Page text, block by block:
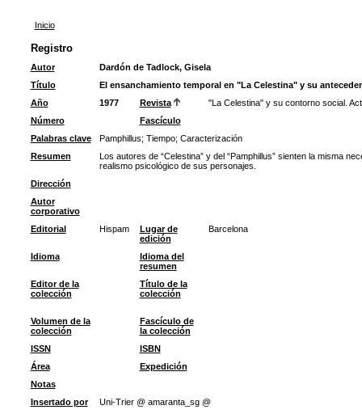
Inicio
Registro
Autor
Dardón de Tadlock, Gisela
Título
El ensanchamiento temporal en "La Celestina" y su
Año
1977 Revista
"La Celestina" y su contorno social.
Número
Fascículo
Palabras clave
Pamphillus; Tiempo; Caracterización
Resumen
Los autores de “Celestina” y del “Pamphillus” sienten la misma
realismo psicológico de sus personajes.
Dirección
Autor
corporativo
Editorial
Hispam
Lugar de
edición
Barcelona
Idioma
Idioma del
resumen
Editor de la
colección
Título de la
colección
Volumen de la
colección
Fascículo de
la colección
ISSN
ISBN
Área
Expedición
Notas
Insertado por
Uni-Trier @ amaranta_sg @